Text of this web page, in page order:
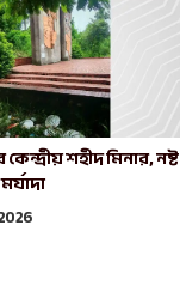
শহীদ মিনার, নষ্ট